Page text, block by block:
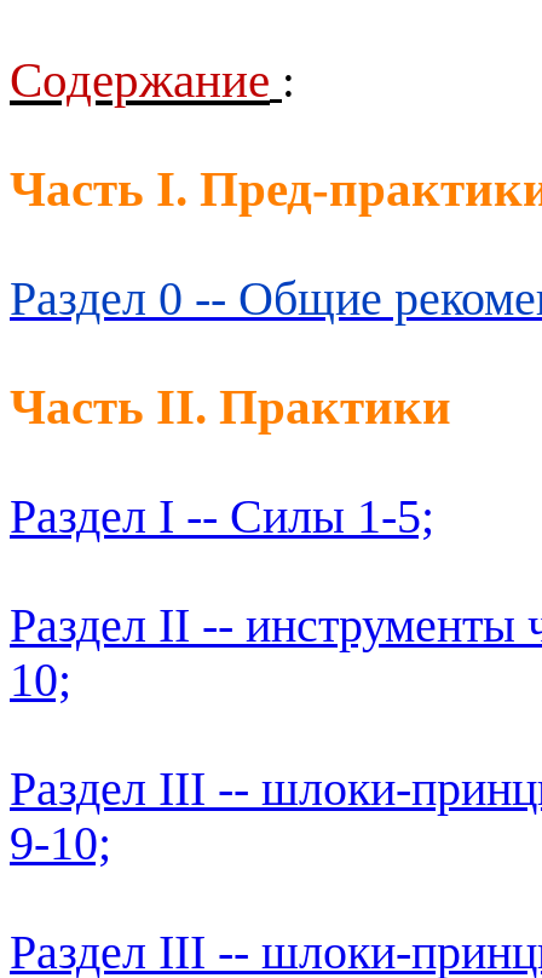
Содержание :
Часть I. Пред-
Раздел 0 -- Общие
Часть II. Практики
Раздел I -- Силы 1-5;
Раздел II -- инструменты
10;
Раздел III -- шлоки-
9-10;
Раздел III -- шлоки-